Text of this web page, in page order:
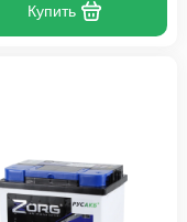
Купить